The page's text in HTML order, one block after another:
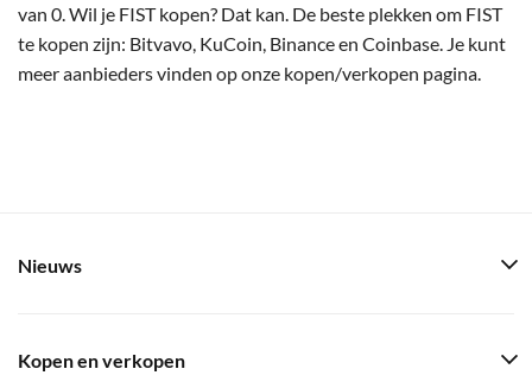
van 0. Wil je FIST kopen? Dat kan. De beste plekken om FIST
te kopen zijn: Bitvavo, KuCoin, Binance en Coinbase. Je kunt
meer aanbieders vinden op onze kopen/verkopen pagina.
Nieuws
Kopen en verkopen